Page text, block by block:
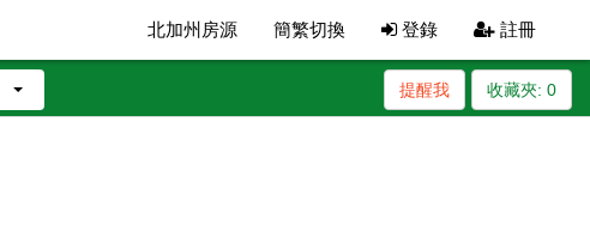
北加州房源 簡繁切換 登錄 註冊
收藏夾: 0
提醒我